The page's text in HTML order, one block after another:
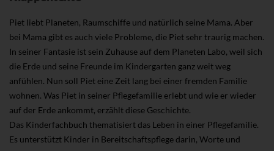
Piet liebt Planeten, Raumschiffe und natürlich seine Mama. Aber
bei Mama gibt es auch viele Probleme, die Piet sehr traurig machen.
In seiner Fantasie ist sein Zuhause auf dem Planeten Labo, weil sich
die Erde und seine Freunde im Kindergarten ganz weit weg
anfühlen. Nun soll Piet eine Zeit lang bei einer fremden Familie
wohnen. Was Piet in seiner Pflegefamilie erlebt und wie er wieder
auf der Erde ankommt, erzählt diese Geschichte.
Das Kinderfachbuch thematisiert das Leben in einer Pflegefamilie.
Es unterstützt Kinder in Bereitschaftspflege darin, Worte und